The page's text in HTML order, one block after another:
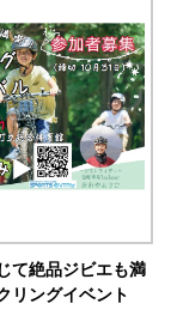
て絶品ジビエも満
ングイベント